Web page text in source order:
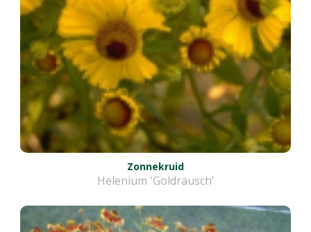
Zonnekruid
Helenium 'Goldrausch'